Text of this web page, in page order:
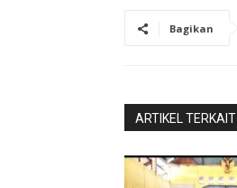
Bagikan
ARTIKEL TERKAIT